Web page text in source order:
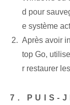
d pour
e système
Après avoir
top Go,
r restaurer
7. PUIS-